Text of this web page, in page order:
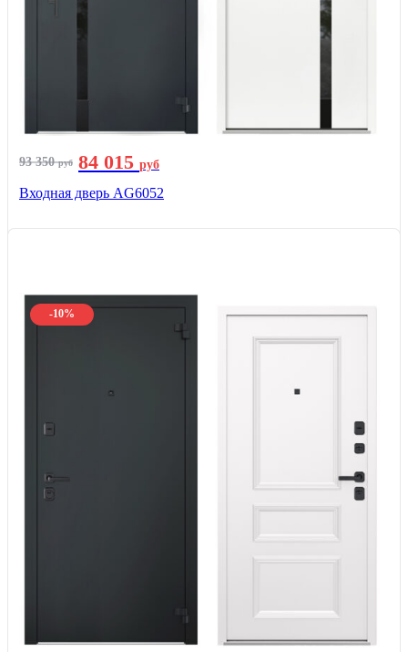
93 350руб 84 015 руб
Входная дверь AG6052
-10%